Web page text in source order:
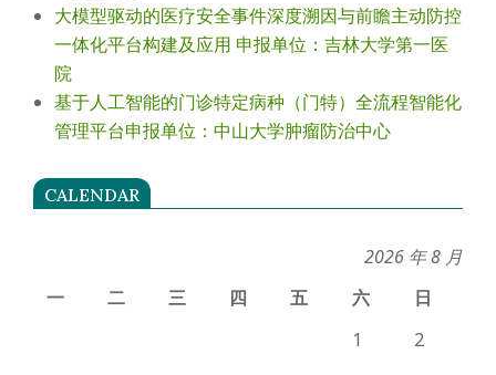
大模型驱动的医疗安全事件深度溯因与前瞻主动防控
一体化平台构建及应用 申报单位：吉林大学第一医
院
基于人工智能的门诊特定病种（门特）全流程智能化
管理平台申报单位：中山大学肿瘤防治中心
CALENDAR
2026 年 8 月
一
二 三 四 五 六
日
1
2